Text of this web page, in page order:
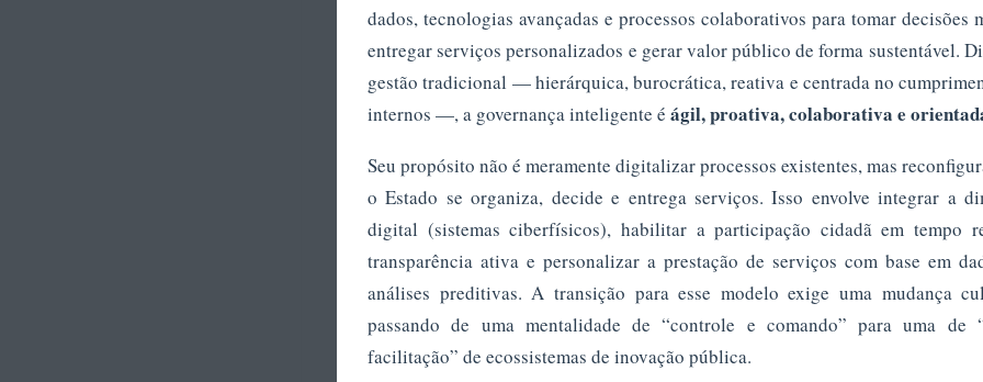
dados, tecnologias avançadas e processos colaborativos para tomar decisões
entregar serviços personalizados e gerar valor público de forma sustentável.
gestão tradicional — hierárquica, burocrática, reativa e centrada no
internos —, a governança inteligente é ágil, proativa, colaborativa e
Seu propósito não é meramente digitalizar processos existentes, mas
o Estado se organiza, decide e entrega serviços. Isso envolve integrar a
digital (sistemas ciberfísicos), habilitar a participação cidadã em tempo
transparência ativa e personalizar a prestação de serviços com base em
análises preditivas. A transição para esse modelo exige uma mudança
passando de uma mentalidade de “controle e comando” para uma de
facilitação” de ecossistemas de inovação pública.